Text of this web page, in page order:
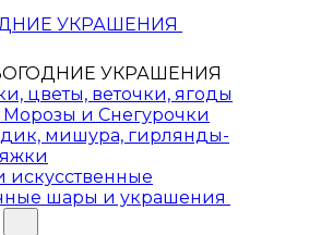
УКРАШЕНИЯ
УКРАШЕНИЯ
цветы, веточки, ягоды
и Снегурочки
мишура, гирлянды-
искусственные
шары и украшения